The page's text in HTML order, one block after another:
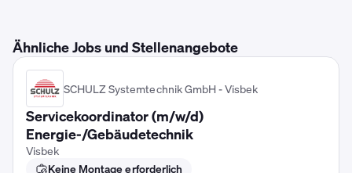
Ähnliche Jobs und Stellenangebote
SCHULZ Systemtechnik GmbH - Visbek
Servicekoordinator (m/w/d)
Energie-/Gebäudetechnik
Visbek
Keine Montage erforderlich